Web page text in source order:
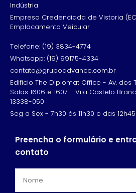
Indústria
Empresa Credenciada de Vistoria
Emplacamento Veícular
Telefone: (19) 3834-4774
Whatsapp: (19) 99175-4334
contato@grupoadvance.com.br
Edifício The Diplomat Office - Av. dos
Salas 1606 e 1607 - Vila Castelo
13338-050
Seg a Sex - 7h30 às 11h30 e das
Preencha o formulário e
contato